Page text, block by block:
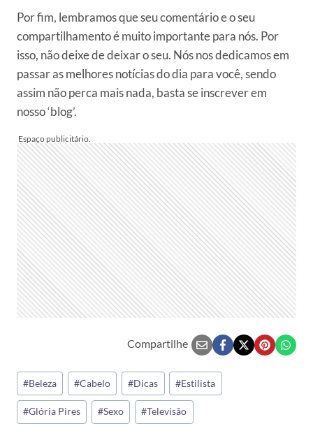
Por fim, lembramos que seu comentário e o seu
compartilhamento é muito importante para nós. Por
isso, não deixe de deixar o seu. Nós nos dedicamos em
passar as melhores notícias do dia para você, sendo
assim não perca mais nada, basta se inscrever em
nosso ‘blog’.
Compartilhe
Tags
do
Post:
#Beleza #Cabelo #Dicas #Estilista
#Glória Pires #Sexo #Televisão